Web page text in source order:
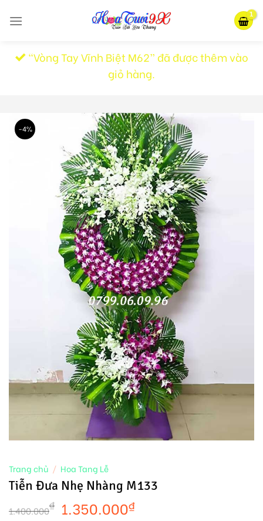
“Vòng Tay Vĩnh Biệt M62” đã được thêm vào
giỏ hàng.
-4%
Trang chủ / Hoa Tang Lễ
Tiễn Đưa Nhẹ Nhàng M133
1.400.000₫ 1.350.000₫